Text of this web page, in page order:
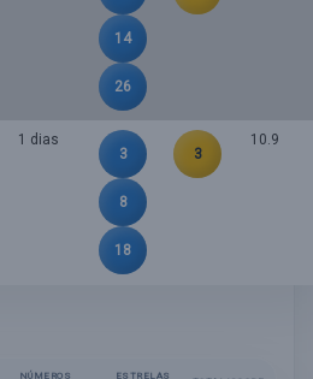
14
26
1 dias
3
8
18
3
10.9
NÚMEROS
ESTRELAS